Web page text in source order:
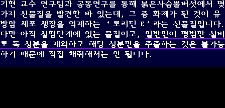
기현 교수 연구팀과 공동연구를 통해 붉은사슴뿔버섯에서 몇
가지 신물질을 발견한 바 있는데, 그 중 화제가 된 것이 유
방암 세포 생장을 억제하는 ‘로리딘 E’라는 신물질입니다.
다만 아직 실험단계에 있는 물질이고,
일반인이 평범한 설비
로 독 성분을 제외하고 해당 성분만을 추출하는 것은 불가능
하기 때문에 직접 채취해서는 안 됩니다.